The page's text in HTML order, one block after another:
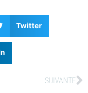
Twitter
SUIVANTE